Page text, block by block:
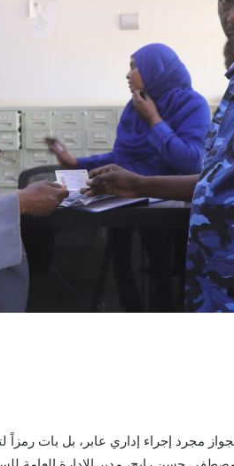
مجرد إجراء إداري عابر، بل بات